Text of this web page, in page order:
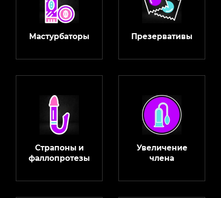
Мастурбаторы Презервативы
Страпоны и
фаллопротезы
Увеличение
члена